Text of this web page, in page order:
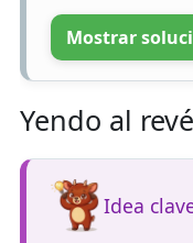
Mostrar
Yendo al
Idea